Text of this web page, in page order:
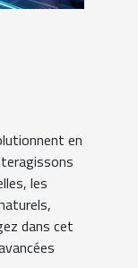
?
en
les
dans cet